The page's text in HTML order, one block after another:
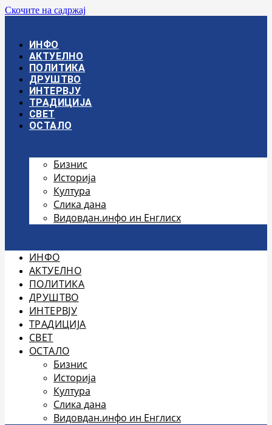
Скочите на садржај
ИНФО
АКТУЕЛНО
ПОЛИТИКА
ДРУШТВО
ИНТЕРВЈУ
ТРАДИЦИЈА
СВЕТ
ОСТАЛО
Бизнис
Историја
Култура
Слика дана
Видовдан.инфо ин Енглисх
ИНФО
АКТУЕЛНО
ПОЛИТИКА
ДРУШТВО
ИНТЕРВЈУ
ТРАДИЦИЈА
СВЕТ
ОСТАЛО
Бизнис
Историја
Култура
Слика дана
Видовдан.инфо ин Енглисх